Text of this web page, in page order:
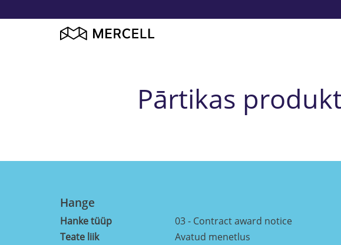
Pārtikas
Hange
Hanke tüüp
03 - Contract award notice
Teate liik
Avatud menetlus